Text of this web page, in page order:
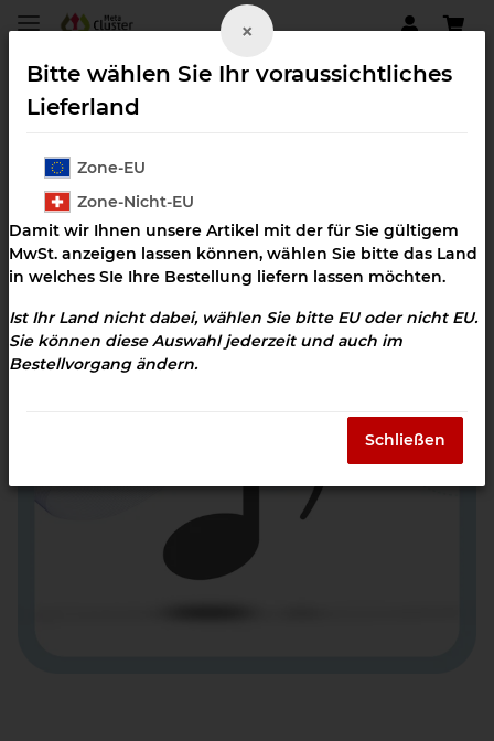
Herz-Kreislaufsystem
×
Bitte wählen Sie Ihr voraussichtliches
Lieferland
Zone-EU
Zone-Nicht-EU
Damit wir Ihnen unsere Artikel mit der für Sie gültigem
MwSt. anzeigen lassen können, wählen Sie bitte das Land
in welches SIe Ihre Bestellung liefern lassen möchten.
Ist Ihr Land nicht dabei, wählen Sie bitte EU oder nicht EU.
Sie können diese Auswahl jederzeit und auch im
Bestellvorgang ändern.
Schließen